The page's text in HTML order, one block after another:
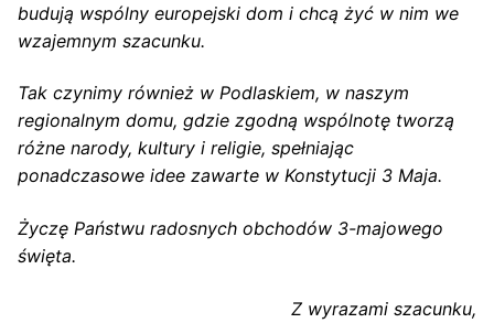
budują wspólny europejski dom i chcą żyć w nim we
wzajemnym szacunku.
Tak czynimy również w Podlaskiem, w naszym
regionalnym domu, gdzie zgodną wspólnotę tworzą
różne narody, kultury i religie, spełniając
ponadczasowe idee zawarte w Konstytucji 3 Maja.
Życzę Państwu radosnych obchodów 3-majowego
święta.
Z wyrazami szacunku,